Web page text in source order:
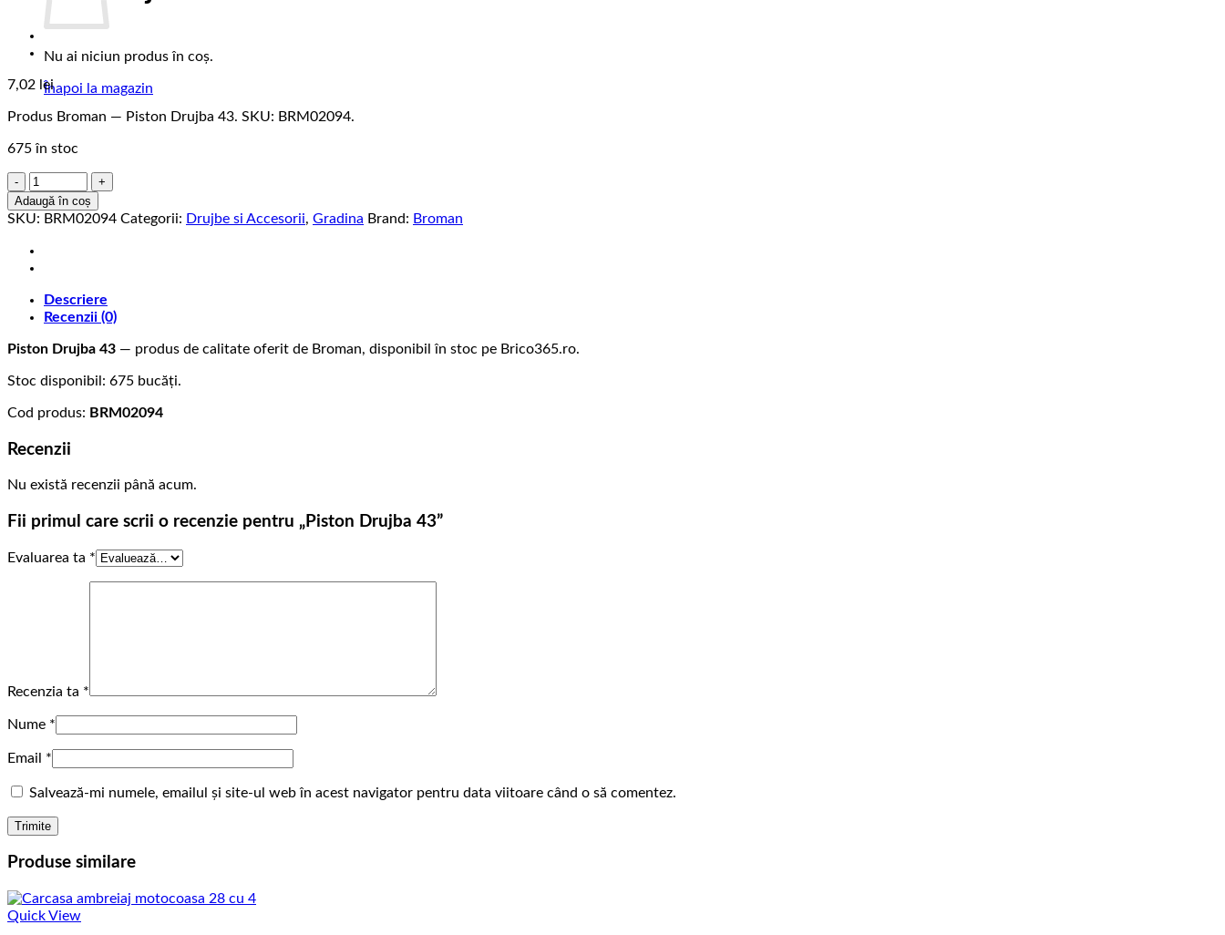
Nu ai niciun produs în coș.
Înapoi la magazin
7,02 lei
Produs Broman — Piston Drujba 43. SKU: BRM02094.
675 în stoc
Cantitate
Piston
Drujba
Adaugă în coș
SKU: BRM02094 Categorii: Drujbe si Accesorii, Gradina Brand: Broman
Descriere
Recenzii (0)
Piston Drujba 43 — produs de calitate oferit de Broman, disponibil în stoc pe Brico365.ro.
Stoc disponibil: 675 bucăți.
Cod produs: BRM02094
Recenzii
Nu există recenzii până acum.
Fii primul care scrii o recenzie pentru „Piston Drujba 43”
Evaluarea ta *
Recenzia ta *
Nume *
Email *
Salvează-mi numele, emailul și site-ul web în acest navigator pentru data viitoare când o să comentez.
Produse similare
Quick View